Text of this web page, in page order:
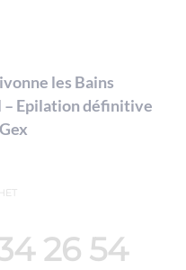
les Bains
– Epilation définitive
26 54